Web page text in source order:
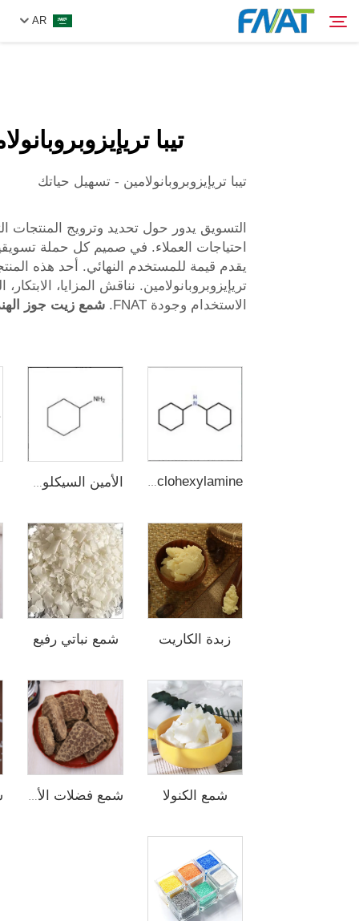
AR
تيبا
تيبا تريإيزوبروبانولامين - تسهيل حياتك
التسويق يدور حول تحديد وترويج المنتجات
احتياجات العملاء. في صميم كل حملة
يقدم قيمة للمستخدم النهائي. أحد هذه
تريإيزوبروبانولامين. نناقش المزايا، الابتكار،
الاستخدام وجودة FNAT.
شمع زيت جوز
Dicyclohexylamine الأمين السيكلوهكسيلي
زبدة الكاريت شمع نباتي رفيع
شمع الكنولا شمع فضلات الأرز الخام/المقشر/المكرر